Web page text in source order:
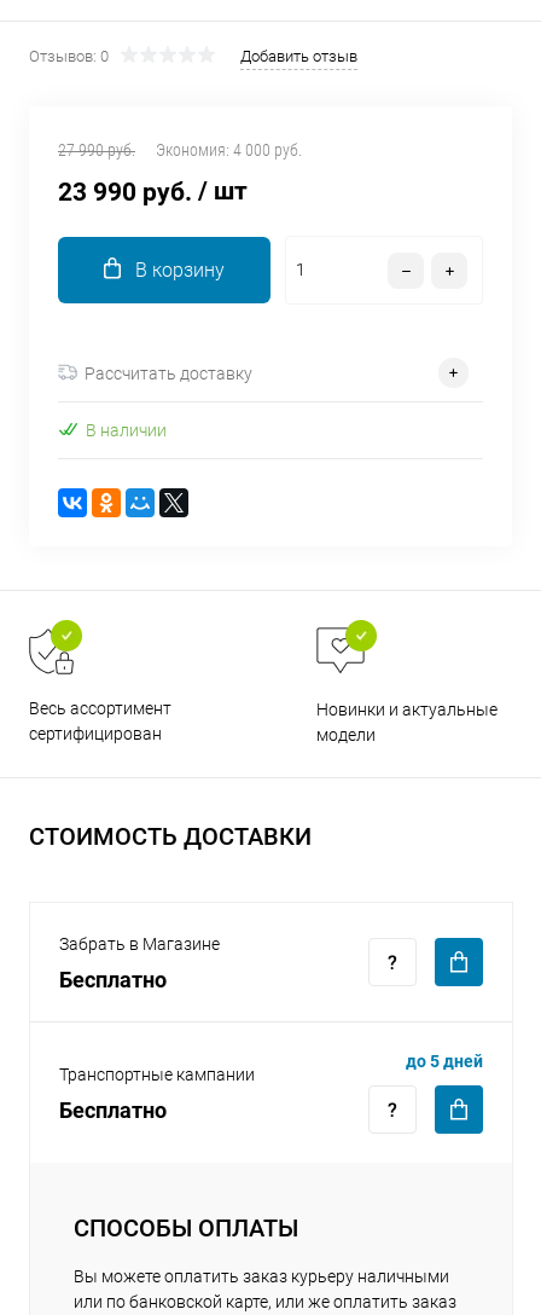
Отзывов: 0 Добавить отзыв
27 990 руб. Экономия: 4 000 руб.
23 990 руб. / шт
В корзину
Рассчитать доставку
В наличии
Весь ассортимент
сертифицирован
Новинки и актуальные
модели
СТОИМОСТЬ ДОСТАВКИ
Забрать в Магазине
Бесплатно
Транспортные кампании
Бесплатно
до 5 дней
СПОСОБЫ ОПЛАТЫ
Вы можете оплатить заказ курьеру наличными
или по банковской карте, или же оплатить заказ
об оплате Плайтом
недели
раз в 2 недели
Остались вопросы?
8 800 302-02-51